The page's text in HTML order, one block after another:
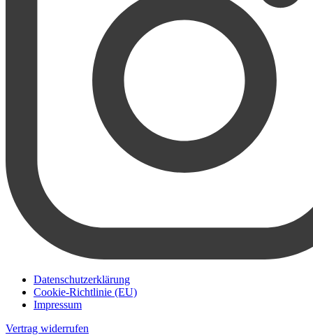
Datenschutzerklärung
Cookie-Richtlinie (EU)
Impressum
Vertrag widerrufen